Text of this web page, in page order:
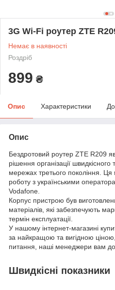
3G Wi-Fi роутер ZTE
Немає в наявності
Роздріб
899 ₴
Опис Характеристики
Опис
Бездротовий роутер ZTE R209
рішення організації
мережах третього покоління.
роботу з українськими
Vodafone.
Корпус пристрою був
матеріалів, які забезпечують
термін експлуатації.
У нашому інтернет-магазині
за найкращою та вигідною
питання, наші менеджери вам
Швидкісні показники